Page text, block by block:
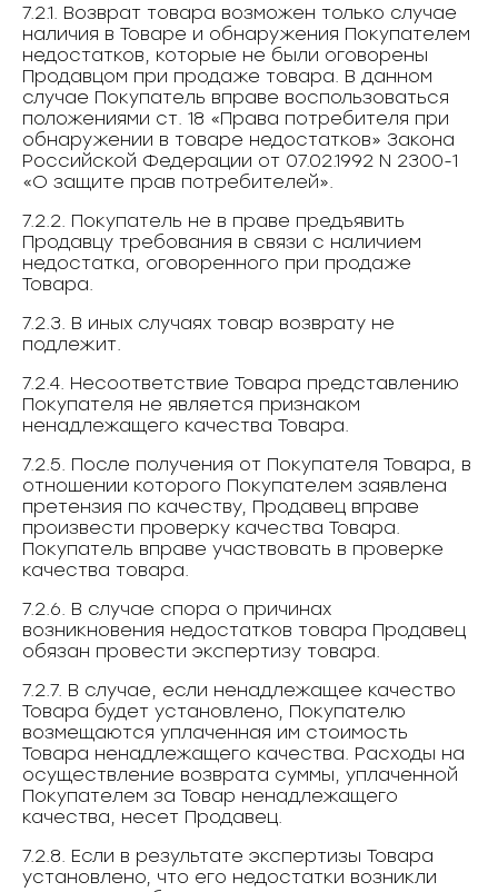
7.2.1. Возврат товара возможен только случае
наличия в Товаре и обнаружения Покупателем
недостатков, которые не были оговорены
Продавцом при продаже товара. В данном
случае Покупатель вправе воспользоваться
положениями ст. 18 «Права потребителя при
обнаружении в товаре недостатков» Закона
Российской Федерации от 07.02.1992 N 2300-1
«О защите прав потребителей».
7.2.2. Покупатель не в праве предъявить
Продавцу требования в связи с наличием
недостатка, оговоренного при продаже
Товара.
7.2.3. В иных случаях товар возврату не
подлежит.
7.2.4. Несоответствие Товара представлению
Покупателя не является признаком
ненадлежащего качества Товара.
7.2.5. После получения от Покупателя Товара, в
отношении которого Покупателем заявлена
претензия по качеству, Продавец вправе
произвести проверку качества Товара.
Покупатель вправе участвовать в проверке
качества товара.
7.2.6. В случае спора о причинах
возникновения недостатков товара Продавец
обязан провести экспертизу товара.
7.2.7. В случае, если ненадлежащее качество
Товара будет установлено, Покупателю
возмещаются уплаченная им стоимость
Товара ненадлежащего качества. Расходы на
осуществление возврата суммы, уплаченной
Покупателем за Товар ненадлежащего
качества, несет Продавец.
7.2.8. Если в результате экспертизы Товара
установлено, что его недостатки возникли